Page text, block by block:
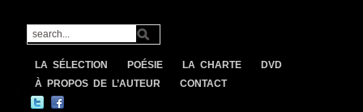
LA SÉLECTION POÉSIE LA CHARTE
DVD
À PROPOS DE L’AUTEUR
CONTACT